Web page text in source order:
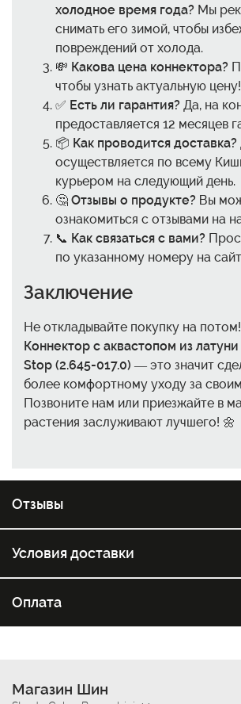
холодное время года? Мы
снимать его зимой, чтобы
повреждений от холода.
💸 Какова цена коннектора?
чтобы узнать актуальную цену!
✅ Есть ли гарантия? Да, на
предоставляется 12 месяцев
📦 Как проводится доставка?
осуществляется по всему
курьером на следующий день.
🤔 Отзывы о продукте? Вы
ознакомиться с отзывами на
📞 Как связаться с вами?
по указанному номеру на
Заключение
Не откладывайте покупку на потом!
Коннектор с аквастопом из
Stop (2.645-017.0) — это значит
более комфортному уходу за
Позвоните нам или приезжайте в
растения заслуживают лучшего! 🌼
Отзывы
Условия доставки
Оплата
Магазин Шин